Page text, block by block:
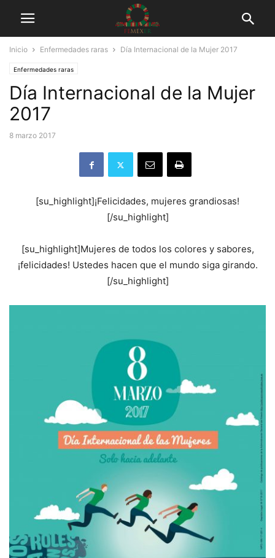
Inicio Enfermedades raras Día Internacional de la Mujer 2017
Enfermedades raras
Día Internacional de la Mujer
2017
8 marzo 2017
[su_highlight]¡Felicidades, mujeres grandiosas!
[/su_highlight]
[su_highlight]Mujeres de todos los colores y sabores,
¡felicidades! Ustedes hacen que el mundo siga girando.
[/su_highlight]